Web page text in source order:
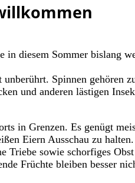
in diesem Sommer bislang
unberührt. Spinnen gehören
und anderen lästigen
in Grenzen. Es genügt
Eiern Ausschau zu halten.
Triebe sowie schorfiges
Früchte bleiben besser